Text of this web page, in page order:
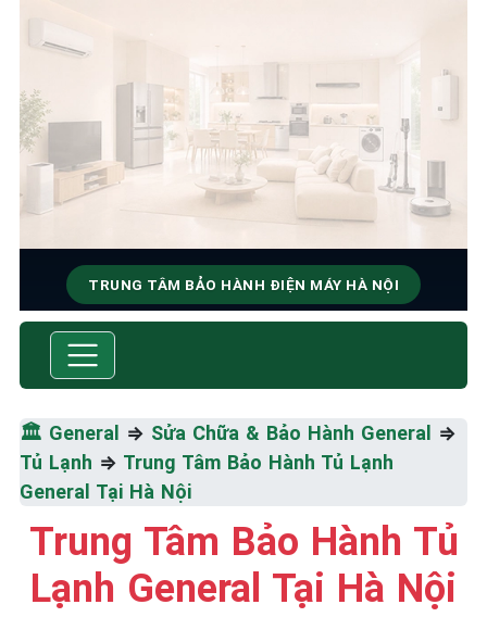
TRUNG TÂM BẢO HÀNH ĐIỆN MÁY HÀ NỘI
SỬA CHỮA & BẢO HÀNH
Thiểu
☎️ 09.86.85.89.22
🏛️ General ⇒ Sửa Chữa & Bảo Hành General
⇒
Tủ Lạnh ⇒ Trung Tâm Bảo Hành Tủ Lạnh
General Tại Hà Nội
Trung Tâm Bảo Hành Tủ
Lạnh General Tại Hà Nội